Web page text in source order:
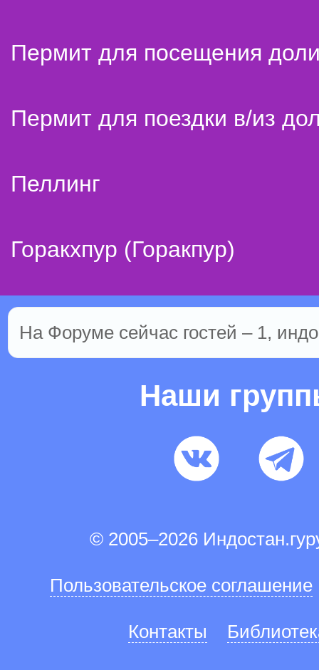
Пермит для посещения
Пермит для поездки в/из
Пеллинг
Горакхпур (Горакпур)
На Форуме сейчас гостей – 1,
Наши
© 2005–2026
Пользовательское соглашение
Контакты